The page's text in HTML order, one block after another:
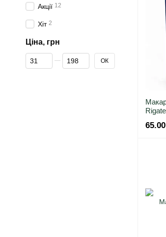
Акції 12
Хіт 2
Ціна, грн
Від Ціна, грн
До Ціна, грн ОК